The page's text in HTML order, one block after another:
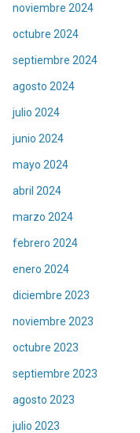
noviembre 2024
octubre 2024
septiembre 2024
agosto 2024
julio 2024
junio 2024
mayo 2024
abril 2024
marzo 2024
febrero 2024
enero 2024
diciembre 2023
noviembre 2023
octubre 2023
septiembre 2023
agosto 2023
julio 2023